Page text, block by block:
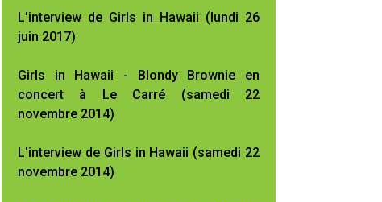
L'interview de Girls in Hawaii (lundi 26
juin 2017)
Girls in Hawaii - Blondy Brownie en
concert à Le Carré (samedi 22
novembre 2014)
L'interview de Girls in Hawaii (samedi 22
novembre 2014)